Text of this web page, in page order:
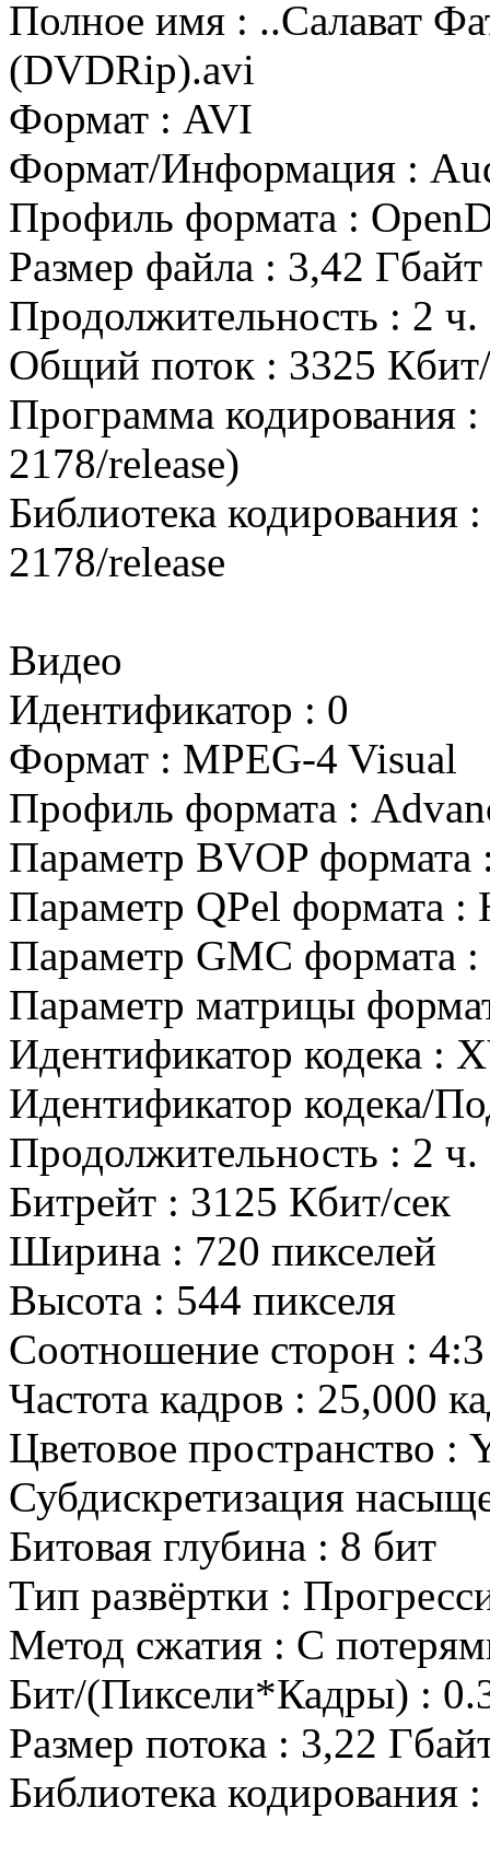
Полное имя : ..Салават
(DVDRip).avi
Формат : AVI
Формат/Информация :
Профиль формата :
Размер файла : 3,42 Гбайт
Продолжительность : 2
Общий поток : 3325
Программа кодирования
2178/release)
Библиотека
2178/release
Видео
Идентификатор : 0
Формат : MPEG-4 Visual
Профиль формата :
Параметр BVOP формата
Параметр QPel формата :
Параметр GMC формата :
Параметр матрицы
Идентификатор кодека :
Идентификатор кодека/
Продолжительность : 2
Битрейт : 3125 Кбит/сек
Ширина : 720 пикселей
Высота : 544 пикселя
Соотношение сторон : 4:3
Частота кадров : 25,000
Цветовое пространство :
Субдискретизация
Битовая глубина : 8 бит
Тип развёртки :
Метод сжатия : С
Бит/(Пиксели*Кадры) :
Размер потока : 3,22
Библиотека